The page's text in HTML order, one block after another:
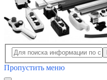
Пропустить меню